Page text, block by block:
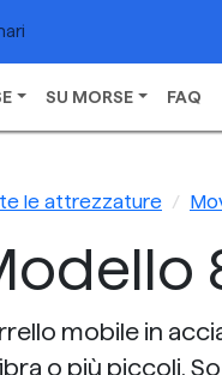
SU MORSE FAQ
le attrezzature
mobile in
o più piccoli.